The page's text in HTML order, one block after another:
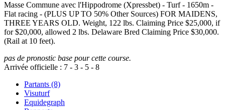
Masse Commune avec l'Hippodrome (Xpressbet) - Turf - 1650m -
Flat racing - (PLUS UP TO 50% Other Sources) FOR MAIDENS,
THREE YEARS OLD. Weight, 122 lbs. Claiming Price $25,000, if
for $20,000, allowed 2 lbs. Delaware Bred Claiming Price $30,000.
(Rail at 10 feet).
pas de pronostic base pour cette course.
Arrivée officielle : 7 - 3 - 5 - 8
Partants (8)
Visuturf
Equidegraph